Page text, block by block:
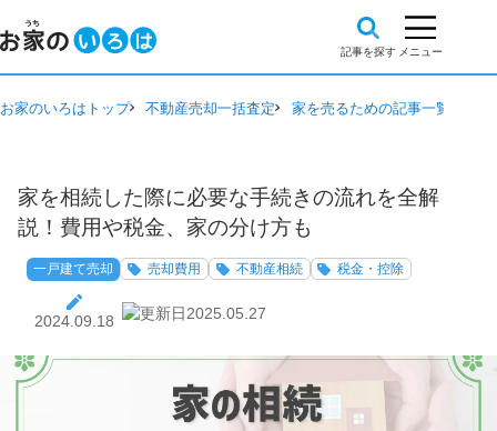
お家のいろはトップ 不動産売却一括査定 家を売るための記事一覧
家を相続した際に必要な手続きの流れを全解
説！費用や税金、家の分け方も
一戸建て売却 売却費用 不動産相続 税金・控除
2024.09.18 2025.05.27